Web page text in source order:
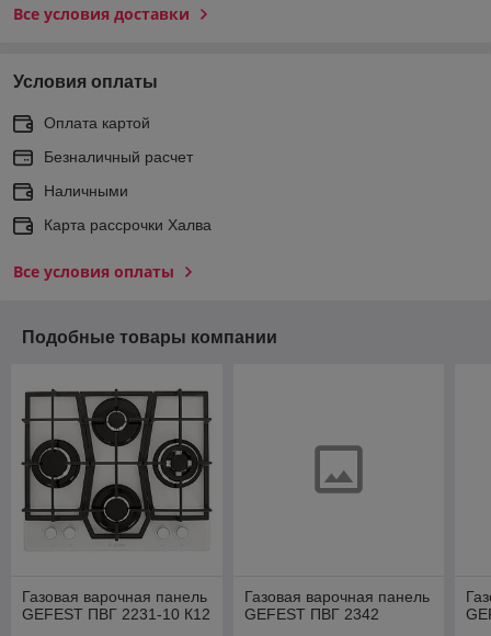
Все условия доставки
Условия оплаты
Оплата картой
Безналичный расчет
Наличными
Карта рассрочки Халва
Все условия оплаты
Подобные товары компании
Газовая варочная панель
GEFEST ПВГ 2231-10 К12
Газовая варочная панель
GEFEST ПВГ 2342